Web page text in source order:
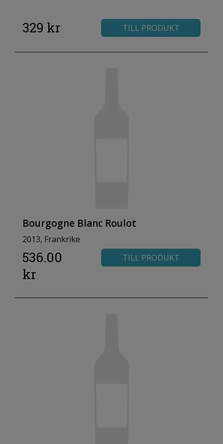
329 kr TILL PRODUKT
Bourgogne Blanc Roulot
2013, Frankrike
536.00
kr
TILL PRODUKT